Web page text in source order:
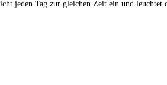
jeden Tag zur gleichen Zeit ein und leuchtet